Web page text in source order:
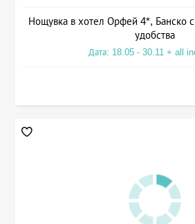
Нощувка в хотел Орфей 4*, Банско
удобства
Дата: 18.05 - 30.11 + all